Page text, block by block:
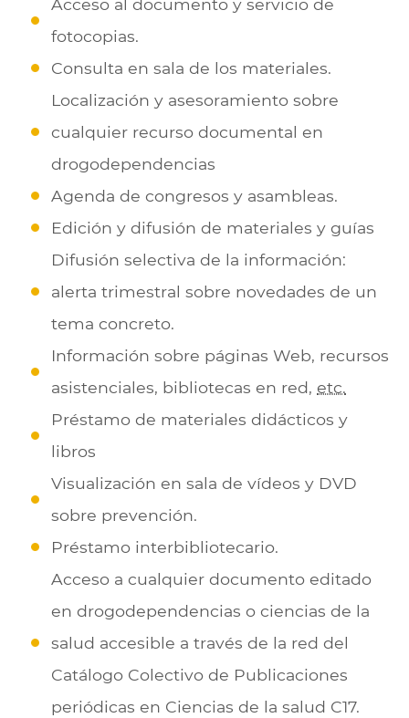
Acceso al documento y servicio de
fotocopias.
Consulta en sala de los materiales.
Localización y asesoramiento sobre
cualquier recurso documental en
drogodependencias
Agenda de congresos y asambleas.
Edición y difusión de materiales y guías
Difusión selectiva de la información:
alerta trimestral sobre novedades de un
tema concreto.
Información sobre páginas Web, recursos
asistenciales, bibliotecas en red, etc.
Préstamo de materiales didácticos y
libros
Visualización en sala de vídeos y DVD
sobre prevención.
Préstamo interbibliotecario.
Acceso a cualquier documento editado
en drogodependencias o ciencias de la
salud accesible a través de la red del
Catálogo Colectivo de Publicaciones
periódicas en Ciencias de la salud C17.